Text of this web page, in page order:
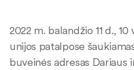
2022 m. balandžio 11 d.,
unijos patalpose
buveinės adresas Dariaus